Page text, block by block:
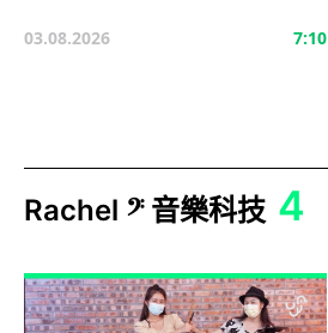
03.08.2026 7:10
Rachel 𝄢 音樂科技 4